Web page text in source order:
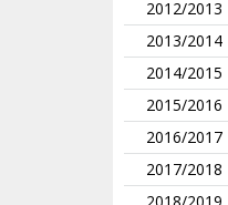
2012/2013
2013/2014
2014/2015
2015/2016
2016/2017
2017/2018